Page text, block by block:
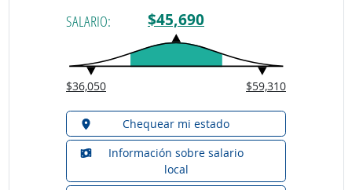
SALARIO: $45,690
$36,050 $59,310
Chequear mi estado
Información sobre salario
local